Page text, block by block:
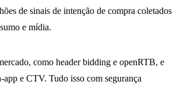
de sinais de intenção de compra coletados
e mídia.
como header bidding e openRTB, e
e CTV. Tudo isso com segurança